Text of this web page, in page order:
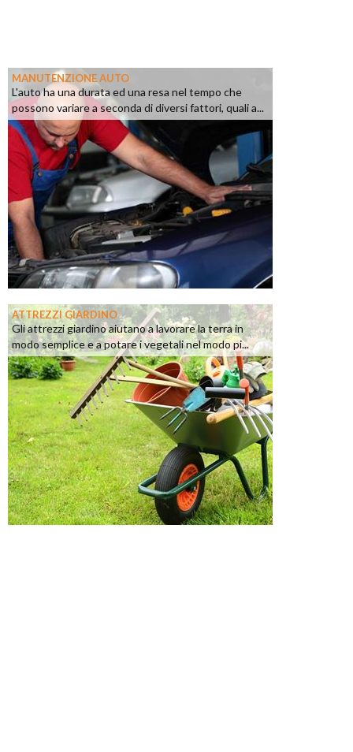
MANUTENZIONE AUTO
L'auto ha una durata ed una resa nel tempo che
possono variare a seconda di diversi fattori, quali a...
ATTREZZI GIARDINO
Gli attrezzi giardino aiutano a lavorare la terra in
modo semplice e a potare i vegetali nel modo pi...